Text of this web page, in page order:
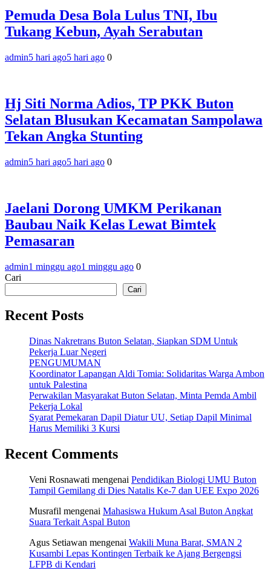
Pemuda Desa Bola Lulus TNI, Ibu
Tukang Kebun, Ayah Serabutan
admin5 hari ago5 hari ago 0
Hj Siti Norma Adios, TP PKK Buton
Selatan Blusukan Kecamatan Sampolawa
Tekan Angka Stunting
admin5 hari ago5 hari ago 0
Jaelani Dorong UMKM Perikanan
Baubau Naik Kelas Lewat Bimtek
Pemasaran
admin1 minggu ago1 minggu ago 0
Cari
Cari
Recent Posts
Dinas Nakretrans Buton Selatan, Siapkan SDM Untuk
Pekerja Luar Negeri
PENGUMUMAN
Koordinator Lapangan Aldi Tomia: Solidaritas Warga Ambon
untuk Palestina
Perwakilan Masyarakat Buton Selatan, Minta Pemda Ambil
Pekerja Lokal
Syarat Pemekaran Dapil Diatur UU, Setiap Dapil Minimal
Harus Memiliki 3 Kursi
Recent Comments
Veni Rosnawati mengenai Pendidikan Biologi UMU Buton
Tampil Gemilang di Dies Natalis Ke-7 dan UEE Expo 2026
Musrafil mengenai Mahasiswa Hukum Asal Buton Angkat
Suara Terkait Aspal Buton
Agus Setiawan mengenai Wakili Muna Barat, SMAN 2
Kusambi Lepas Kontingen Terbaik ke Ajang Bergengsi
LFPB di Kendari